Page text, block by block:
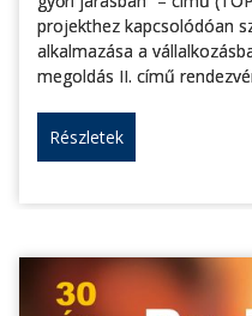
projekthez kapcsolódóan
alkalmazása a
megoldás II. című
Részletek